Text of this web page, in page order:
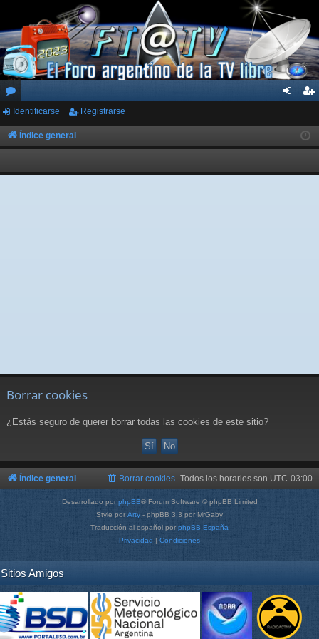
or
os
ar
ist
rs
Identificarse Registrarse
Índice general
Borrar cookies
¿Estás seguro de querer borrar todas las cookies de este sitio?
Índice general Todos los horarios son UTC-03:00
Borrar cookies
Desarrollado porphpBB® Forum Software © phpBB Limited
Style por Arty - phpBB 3.3 por MrGaby
Traducción al español por phpBB España
Privacidad | Condiciones
Sitios Amigos